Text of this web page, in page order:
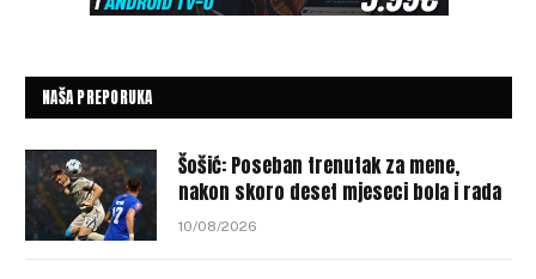
NAŠA PREPORUKA
Šošić: Poseban trenutak za mene,
nakon skoro deset mjeseci bola i rada
10/08/2026